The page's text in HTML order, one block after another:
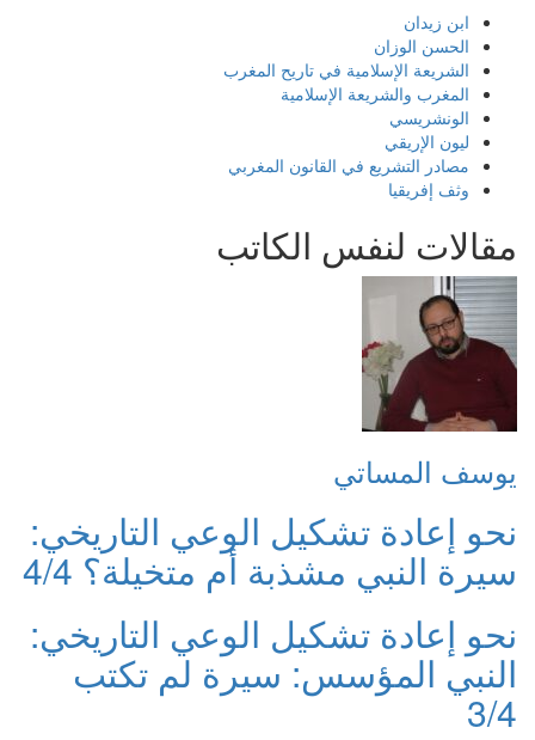
ابن زيدان
الحسن الوزان
الشريعة الإسلامية في تاريح المغرب
المغرب والشريعة الإسلامية
الونشريسي
ليون الإريقي
مصادر التشريع في القانون المغربي
وثف إفريقيا
مقالات لنفس الكاتب
يوسف المساتي
نحو إعادة تشكيل الوعي التاريخي:
سيرة النبي مشذبة أم متخيلة؟ 4/4
نحو إعادة تشكيل الوعي التاريخي:
النبي المؤسس: سيرة لم تكتب
3/4